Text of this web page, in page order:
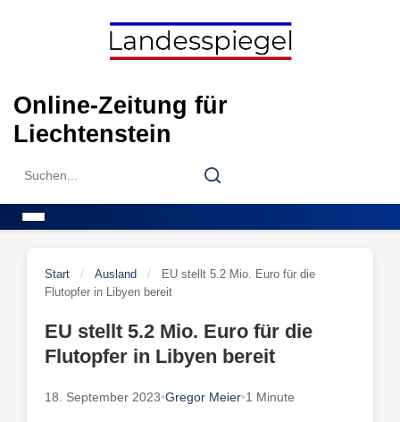
Online-Zeitung für
Liechtenstein
Search
Search
Start / Ausland /
EU stellt 5.2 Mio. Euro für die
Flutopfer in Libyen bereit
EU stellt 5.2 Mio. Euro für die
Flutopfer in Libyen bereit
18. September 2023•Gregor Meier•1 Minute